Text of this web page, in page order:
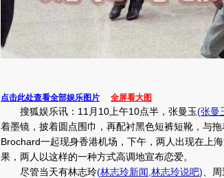
点击此处查看全部娱乐图片 全屏看大图
搜狐娱乐讯：11月10上午10点半，张曼玉(张曼
着墨镜，披着圆点围巾，再配衬黑色短裤短靴，与
Brochard一起现身香港机场，下午，两人出现在上
果，两人以这样的一种方式高调地宣布恋爱。
尽管当天有林志玲(林志玲新闻 林志玲说吧) 、